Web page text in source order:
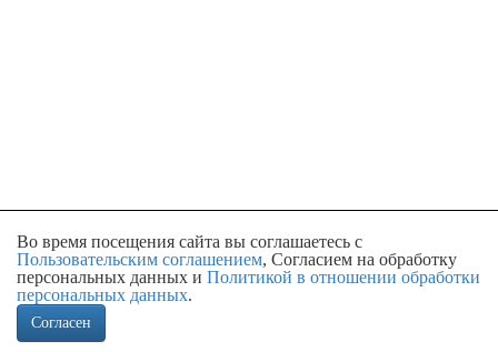
Во время посещения сайта вы соглашаетесь с
Пользовательским соглашением, Согласием на обработку
персональных данных и Политикой в отношении обработки
персональных данных.
Согласен